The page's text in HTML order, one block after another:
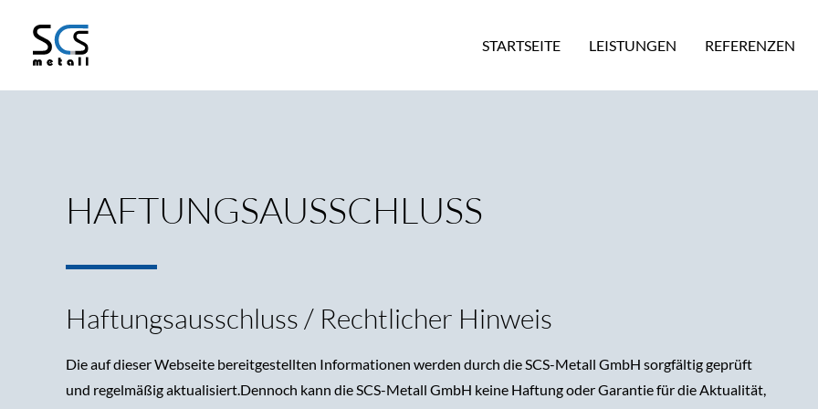
STARTSEITE LEISTUNGEN REFERENZEN
HAFTUNGSAUSSCHLUSS
Haftungsausschluss / Rechtlicher Hinweis
Die auf dieser Webseite bereitgestellten Informationen werden durch die SCS-Metall GmbH sorgfältig geprüft
und regelmäßig aktualisiert.Dennoch kann die SCS-Metall GmbH keine Haftung oder Garantie für die Aktualität,